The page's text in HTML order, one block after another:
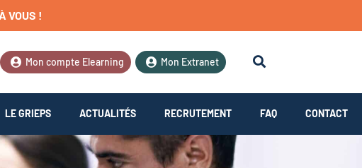
VOUS !
Mon compte Elearning Mon Extranet
LE GRIEPS ACTUALITÉS RECRUTEMENT FAQ CONTACT